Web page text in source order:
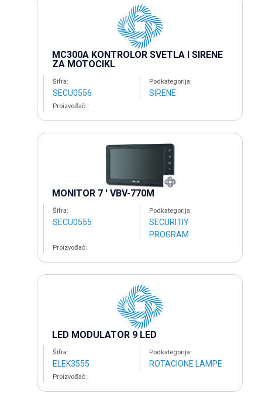
MC300A KONTROLOR SVETLA I SIRENE
ZA MOTOCIKL
Šifra:
SECU0556
Podkategorija:
SIRENE
Proizvođač:
MONITOR 7 ' VBV-770M
Šifra:
SECU0555
Podkategorija:
SECURITIY
PROGRAM
Proizvođač:
LED MODULATOR 9 LED
Šifra:
ELEK3555
Podkategorija:
ROTACIONE LAMPE
Proizvođač: